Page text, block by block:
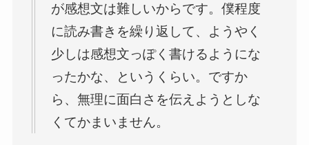
が感想文は難しいからです。僕程度
に読み書きを繰り返して、ようやく
少しは感想文っぽく書けるようにな
ったかな、というくらい。ですか
ら、無理に面白さを伝えようとしな
くてかまいません。